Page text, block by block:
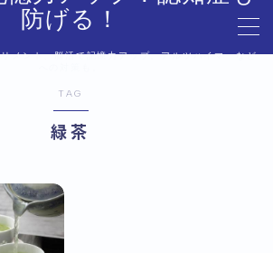
防げる！
メント、脳活で記憶力アップ。アルツハイマーなど
取引法に基づく表記
了ページ
TAG
緑茶